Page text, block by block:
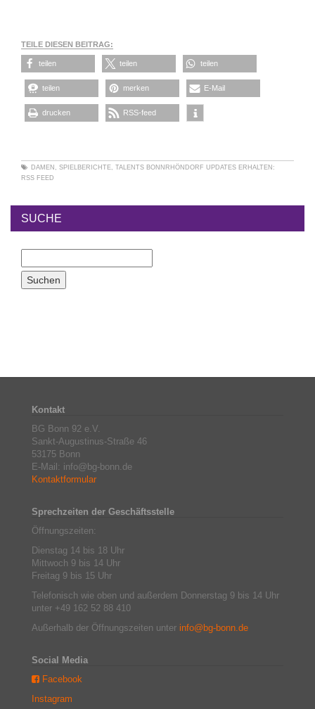
TEILE DIESEN BEITRAG:
teilen teilen teilen
teilen merken E-Mail
drucken RSS-feed
DAMEN , SPIELBERICHTE, TALENTS BONNRHÖNDORF UPDATES ERHALTEN:
RSS FEED
SUCHE
Kontakt
BG Bonn 92 e.V.
Sankt-Augustinus-Straße 46
53175 Bonn
E-Mail: info@bg-bonn.de
Kontaktformular
Sprechzeiten der Geschäftsstelle
Öffnungszeiten:
Dienstag 14 bis 18 Uhr
Mittwoch 9 bis 14 Uhr
Freitag 9 bis 15 Uhr
Telefonisch wie oben und außerdem Donnerstag 9 bis 14 Uhr
unter +49 162 52 88 410
Außerhalb der Öffnungszeiten unter info@bg-bonn.de
Social Media
Facebook
Instagram